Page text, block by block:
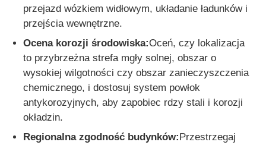
przejazd wózkiem widłowym, układanie ładunków i
przejścia wewnętrzne.
Ocena korozji środowiska:Oceń, czy lokalizacja
to przybrzeżna strefa mgły solnej, obszar o
wysokiej wilgotności czy obszar zanieczyszczenia
chemicznego, i dostosuj system powłok
antykorozyjnych, aby zapobiec rdzy stali i korozji
okładzin.
Regionalna zgodność budynków:Przestrzegaj